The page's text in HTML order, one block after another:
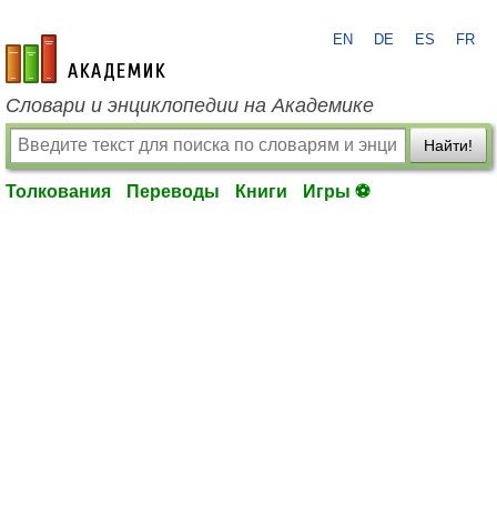
academic.ru
EN DE ES FR
Словари и энциклопедии на Академике
Найти!
Толкования Переводы Книги Игры ⚽